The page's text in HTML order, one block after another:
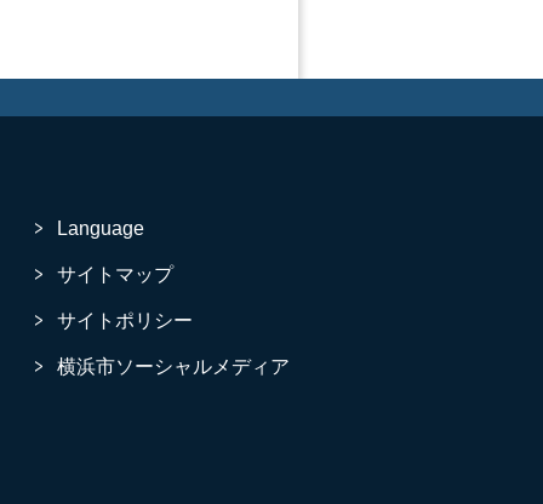
Language
サイトマップ
サイトポリシー
横浜市ソーシャルメディア